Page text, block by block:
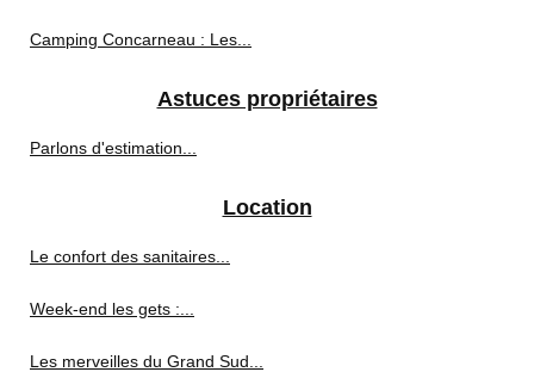
Camping Concarneau : Les...
Astuces propriétaires
Parlons d'estimation...
Location
Le confort des sanitaires...
Week-end les gets :...
Les merveilles du Grand Sud...